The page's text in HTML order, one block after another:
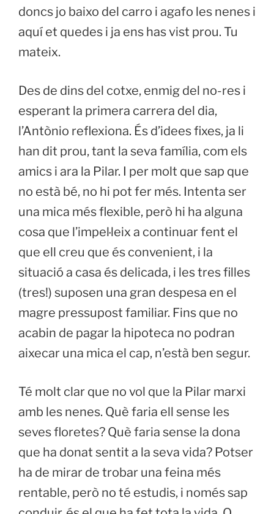
doncs jo baixo del carro i agafo les nenes i
aquí et quedes i ja ens has vist prou. Tu
mateix.
Des de dins del cotxe, enmig del no-res i
esperant la primera carrera del dia,
l’Antònio reflexiona. És d’idees fixes, ja li
han dit prou, tant la seva família, com els
amics i ara la Pilar. I per molt que sap que
no està bé, no hi pot fer més. Intenta ser
una mica més flexible, però hi ha alguna
cosa que l’impel·leix a continuar fent el
que ell creu que és convenient, i la
situació a casa és delicada, i les tres filles
(tres!) suposen una gran despesa en el
magre pressupost familiar. Fins que no
acabin de pagar la hipoteca no podran
aixecar una mica el cap, n’està ben segur.
Té molt clar que no vol que la Pilar marxi
amb les nenes. Què faria ell sense les
seves floretes? Què faria sense la dona
que ha donat sentit a la seva vida? Potser
ha de mirar de trobar una feina més
rentable, però no té estudis, i només sap